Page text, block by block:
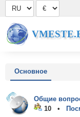
Основное
Общие
10 •